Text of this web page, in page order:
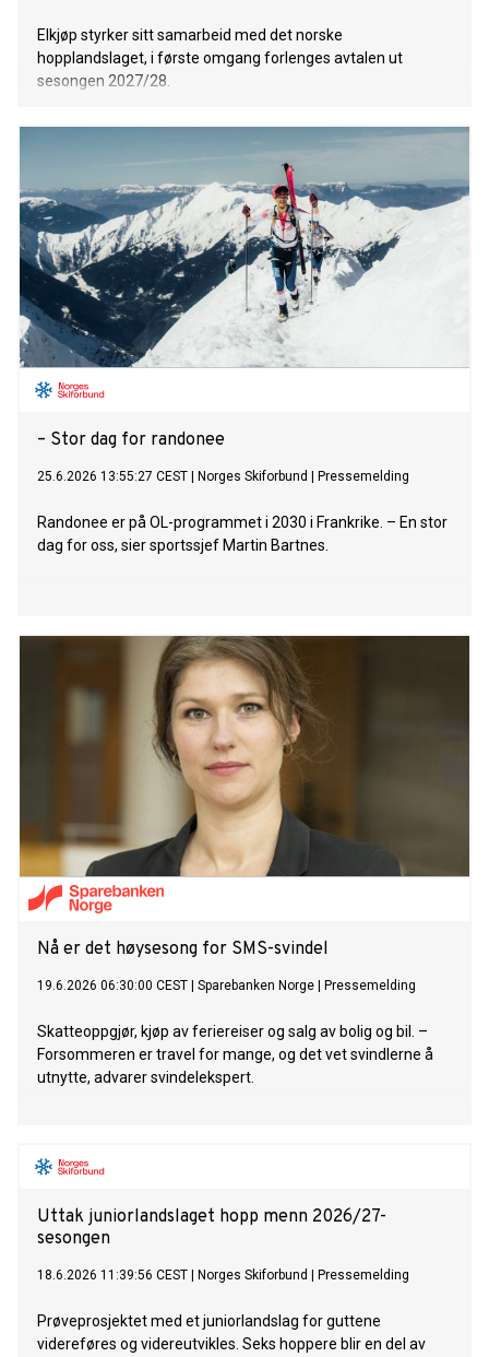
Elkjøp styrker sitt samarbeid med det norske
hopplandslaget, i første omgang forlenges avtalen ut
sesongen 2027/28.
– Stor dag for randonee
25.6.2026 13:55:27 CEST Norges Skiforbund Pressemelding
Randonee er på OL-programmet i 2030 i Frankrike. – En stor
dag for oss, sier sportssjef Martin Bartnes.
Nå er det høysesong for SMS-svindel
19.6.2026 06:30:00 CEST Sparebanken Norge Pressemelding
Skatteoppgjør, kjøp av feriereiser og salg av bolig og bil. –
Forsommeren er travel for mange, og det vet svindlerne å
utnytte, advarer svindelekspert.
Uttak juniorlandslaget hopp menn 2026/27-
sesongen
18.6.2026 11:39:56 CEST Norges Skiforbund Pressemelding
Prøveprosjektet med et juniorlandslag for guttene
videreføres og videreutvikles. Seks hoppere blir en del av